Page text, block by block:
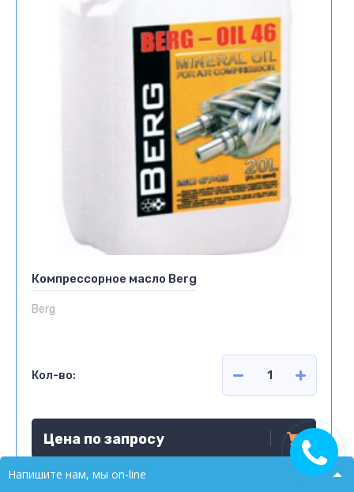
Компрессорное масло Berg
Berg
Кол-во:
Цена по запросу
Напишите нам, мы on-line